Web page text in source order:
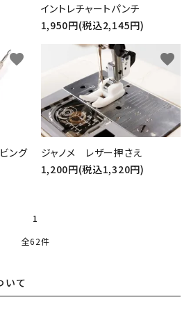
イントレチャートパンチ
1,950円(税込2,145円)
ング
favorite
ジャノメ レザー押さえ
1,200円(税込1,320円)
favorite
1
全62件
いて